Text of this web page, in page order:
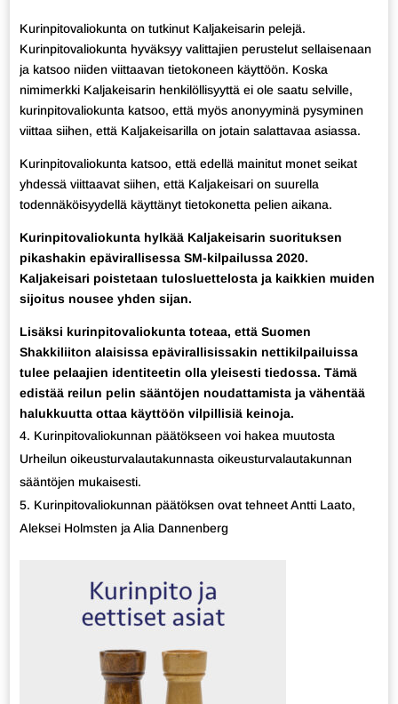
Kurinpitovaliokunta on tutkinut Kaljakeisarin pelejä.
Kurinpitovaliokunta hyväksyy valittajien perustelut sellaisenaan
ja katsoo niiden viittaavan tietokoneen käyttöön. Koska
nimimerkki Kaljakeisarin henkilöllisyyttä ei ole saatu selville,
kurinpitovaliokunta katsoo, että myös anonyyminä pysyminen
viittaa siihen, että Kaljakeisarilla on jotain salattavaa asiassa.
Kurinpitovaliokunta katsoo, että edellä mainitut monet seikat
yhdessä viittaavat siihen, että Kaljakeisari on suurella
todennäköisyydellä käyttänyt tietokonetta pelien aikana.
Kurinpitovaliokunta hylkää Kaljakeisarin suorituksen
pikashakin epävirallisessa SM-kilpailussa 2020.
Kaljakeisari poistetaan tulosluettelosta ja kaikkien muiden
sijoitus nousee yhden sijan.
Lisäksi kurinpitovaliokunta toteaa, että Suomen
Shakkiliiton alaisissa epävirallisissakin nettikilpailuissa
tulee pelaajien identiteetin olla yleisesti tiedossa. Tämä
edistää reilun pelin sääntöjen noudattamista ja vähentää
halukkuutta ottaa käyttöön vilpillisiä keinoja.
Kurinpitovaliokunnan päätökseen voi hakea muutosta
Urheilun oikeusturvalautakunnasta oikeusturvalautakunnan
sääntöjen mukaisesti.
Kurinpitovaliokunnan päätöksen ovat tehneet Antti Laato,
Aleksei Holmsten ja Alia Dannenberg